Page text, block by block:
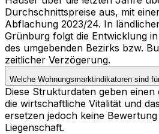
Durchschnittspreise aus, mit
Abflachung 2023/24. In
Grünburg folgt die Entwicklung
des umgebenden Bezirks bzw.
zeitlicher Verzögerung.
Welche Wohnungsmarktindikatoren sind
Diese Strukturdaten geben
die wirtschaftliche Vitalität und
ersetzen jedoch keine
Liegenschaft.